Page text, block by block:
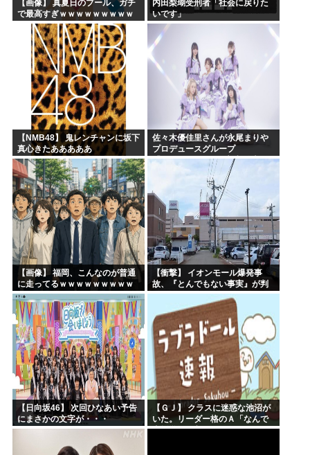
【画像】 真夏日のプール、ガチ
で最高すぎｗｗｗｗｗｗｗｗｗ
内田梨瑚受刑者「社会に戻りた
いです」
【NMB48】 鬼レンチャンに坂下
真心きたあああああ
佐々木優佳里さんが永尾まりや
プロデュースグループ
「WASURENA」に加入発表！
現在のグループと兼任へ【元
AKB48ゆかるん・まりやぎ】
【画像】 福岡、こんなのが普通
に走ってるｗｗｗｗｗｗｗｗｗ
ｗｗｗｗｗｗｗ
【衝撃】 イオンモール爆発事
故、『とんでもない事実』が判
明してしまう・・・・・・
【日向坂46】 次回ひなあい予告
にまさかの文字が・・・
【ＧＪ】 クラスに迷惑な池沼が
いた。リーダー格のＡ「なんで
支援学級に入れないんです